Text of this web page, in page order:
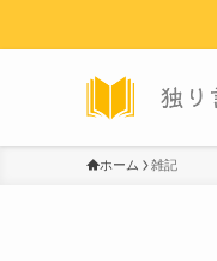
ホーム 雑記